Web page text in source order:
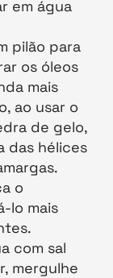
em água
pilão para
os óleos
mais
ao usar o
de gelo,
das hélices
o
lo mais
com sal
mergulhe